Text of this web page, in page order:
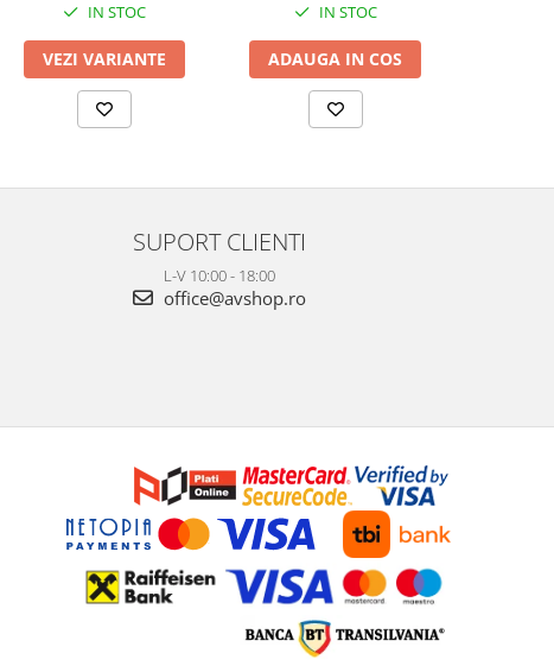
IN STOC
VEZI VARIANTE
IN STOC
ADAUGA IN COS
SUPORT CLIENTI
L-V 10:00 - 18:00
office@avshop.ro